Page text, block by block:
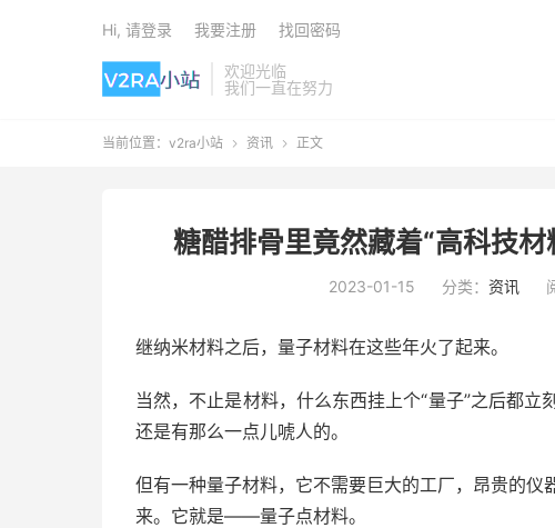
欢迎光临
我们一直在努力
Hi, 请登录 我要注册 找回密码
当前位置： v2ra小站  资讯  正文
糖醋排骨里竟然藏着“高科技材
2023-01-15 分类： 资讯
继纳米材料之后，量子材料在这些年火了起来。
当然，不止是材料，什么东西挂上个“量子”之后都
还是有那么一点儿唬人的。
但有一种量子材料，它不需要巨大的工厂，昂贵的
来。它就是——量子点材料。